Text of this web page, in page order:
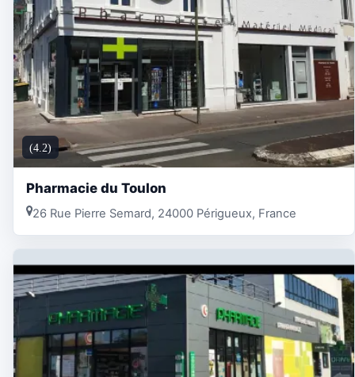
(4.2)
Pharmacie du Toulon
26 Rue Pierre Semard, 24000 Périgueux, France